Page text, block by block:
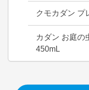
クモカダン プ
カダン お庭の
450mL